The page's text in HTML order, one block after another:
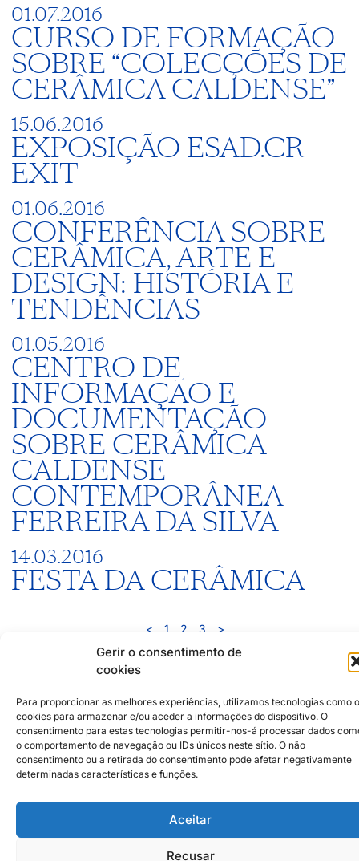
Gerir o consentimento de
cookies
Para proporcionar as melhores experiências, utilizamos tecnologias como
cookies para armazenar e/ou aceder a informações do dispositivo. O
consentimento para estas tecnologias permitir-nos-á processar dados
o comportamento de navegação ou IDs únicos neste sítio. O não
consentimento ou a retirada do consentimento pode afetar negativamente
determinadas características e funções.
Aceitar
Recusar
01.07.2016
CURSO DE FORMAÇÃO
SOBRE “COLECÇÕES DE
CERÂMICA CALDENSE”
15.06.2016
EXPOSIÇÃO ESAD.CR_
EXIT
01.06.2016
CONFERÊNCIA SOBRE
CERÂMICA, ARTE E
DESIGN: HISTÓRIA E
TENDÊNCIAS
01.05.2016
CENTRO DE
INFORMAÇÃO E
DOCUMENTAÇÃO
SOBRE CERÂMICA
CALDENSE
CONTEMPORÂNEA
FERREIRA DA SILVA
14.03.2016
FESTA DA CERÂMICA
< 1 2 3 >
Parceiros Institucionais
Política de Sustentabilidade
Aviso Legal
Política de Privacidade
Política de Cookies